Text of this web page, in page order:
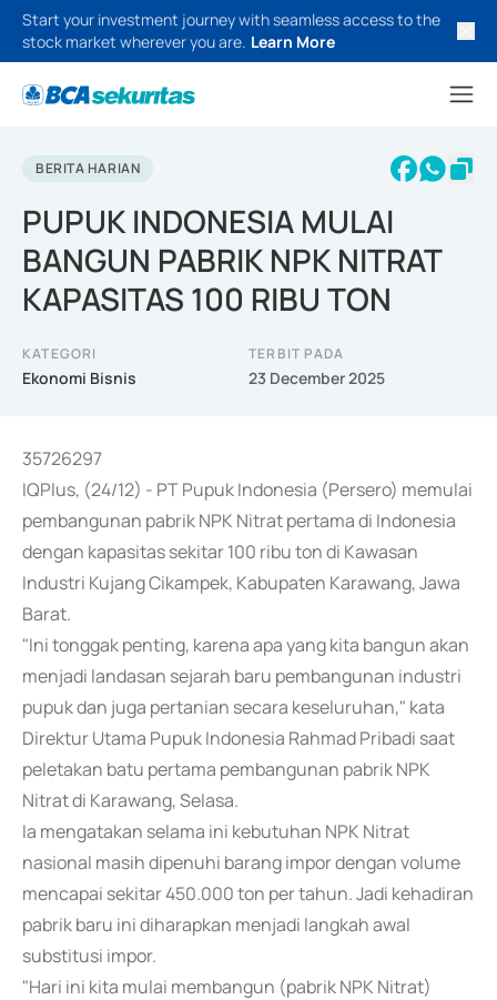
Start your investment journey with seamless access to the
stock market wherever you are. Learn More
BERITA HARIAN
PUPUK INDONESIA MULAI
BANGUN PABRIK NPK NITRAT
KAPASITAS 100 RIBU TON
KATEGORI
Ekonomi Bisnis
TERBIT PADA
23 December 2025
35726297
IQPlus, (24/12) - PT Pupuk Indonesia (Persero) memulai
pembangunan pabrik NPK Nitrat pertama di Indonesia
dengan kapasitas sekitar 100 ribu ton di Kawasan
Industri Kujang Cikampek, Kabupaten Karawang, Jawa
Barat.
"Ini tonggak penting, karena apa yang kita bangun akan
menjadi landasan sejarah baru pembangunan industri
pupuk dan juga pertanian secara keseluruhan," kata
Direktur Utama Pupuk Indonesia Rahmad Pribadi saat
peletakan batu pertama pembangunan pabrik NPK
Nitrat di Karawang, Selasa.
Ia mengatakan selama ini kebutuhan NPK Nitrat
nasional masih dipenuhi barang impor dengan volume
mencapai sekitar 450.000 ton per tahun. Jadi kehadiran
pabrik baru ini diharapkan menjadi langkah awal
substitusi impor.
"Hari ini kita mulai membangun (pabrik NPK Nitrat)